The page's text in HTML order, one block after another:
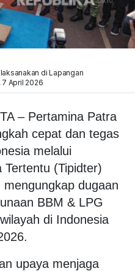
di Lapangan
April 2026
– Pertamina Patra
cepat dan tegas
melalui
Tertentu (Tipidter)
dugaan
BBM & LPG
di Indonesia
upaya menjaga